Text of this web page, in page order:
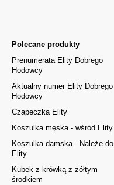
Polecane produkty
Prenumerata Elity Dobrego
Hodowcy
Aktualny numer Elity Dobrego
Hodowcy
Czapeczka Elity
Koszulka męska - wśród Elity
Koszulka damska - Należe do
Elity
Kubek z krówką z żółtym
środkiem